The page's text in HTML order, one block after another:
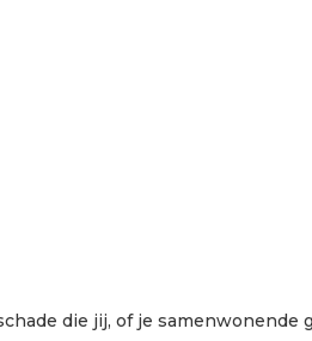
die jij, of je samenwonende